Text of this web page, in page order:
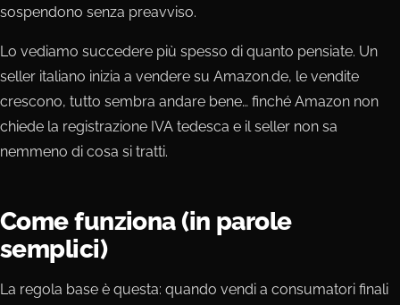
sospendono senza preavviso.
Lo vediamo succedere più spesso di quanto pensiate. Un
seller italiano inizia a vendere su Amazon.de, le vendite
crescono, tutto sembra andare bene… finché Amazon non
chiede la registrazione IVA tedesca e il seller non sa
nemmeno di cosa si tratti.
Come funziona (in parole
semplici)
La regola base è questa: quando vendi a consumatori finali